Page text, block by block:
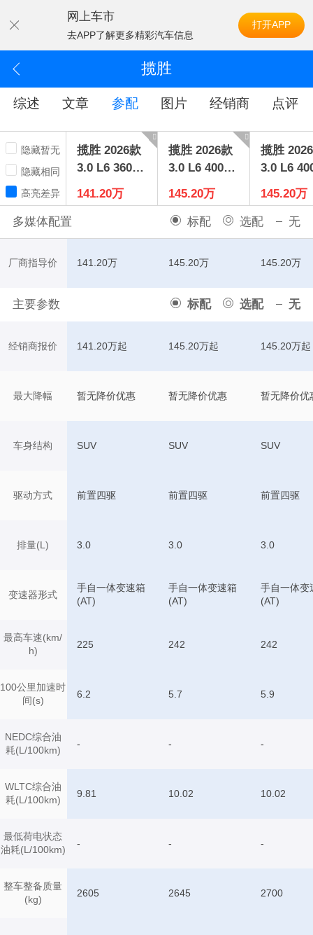
网上车市
去APP了解更多精彩汽车信息
打开APP
揽胜
综述 文章 参配 图片 经销商 点评
隐藏暂无
隐藏相同
高亮差异
揽胜 2026款
3.0 L6 360P
SSE标轴版
141.20万
揽胜 2026款
3.0 L6 400P
SSE长轴版
145.20万
揽胜
3.0 L6
S SE长
七座
145.20万
多媒体配置 标配 选配 无
厂商指导价
主要参数 标配 选配 无
经销商报价
最大降幅
车身结构
驱动方式
排量(L)
变速器形式
最高车速(km/
h)
100公里加速时
间(s)
NEDC综合油
耗(L/100km)
WLTC综合油
耗(L/100km)
最低荷电状态
油耗(L/100km)
整车整备质量
(kg)
141.20万 145.20万 145.20万
141.20万起 145.20万起 145.20万起
暂无降价优惠 暂无降价优惠 暂无降价优
SUV SUV SUV
前置四驱 前置四驱 前置四驱
3.0 3.0 3.0
手自一体变速箱
(AT)
手自一体变速箱
(AT)
手自一体变
(AT)
225 242 242
6.2 5.7 5.9
- - -
9.81 10.02 10.02
- - -
2605 2645 2700